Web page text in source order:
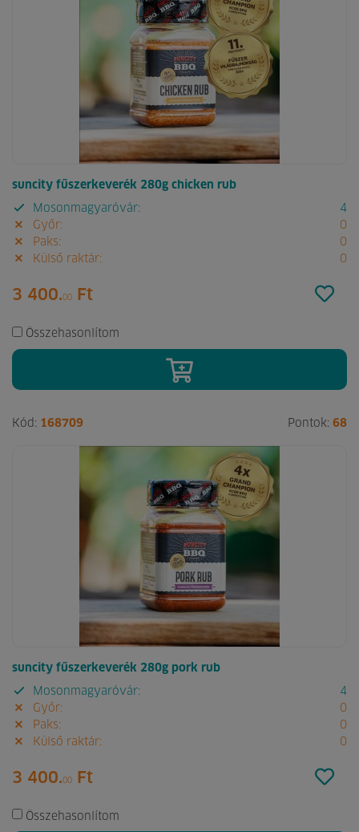
suncity fűszerkeverék 280g chicken rub
Mosonmagyaróvár:
4
Győr:
0
Paks:
0
Külső raktár:
0
3 400.00 Ft
Összehasonlítom
Kód: 168709 Pontok: 68
suncity fűszerkeverék 280g pork rub
Mosonmagyaróvár:
4
Győr:
0
Paks:
0
Külső raktár:
0
3 400.00 Ft
Összehasonlítom